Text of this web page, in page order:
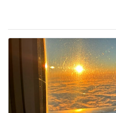
記事
8月2日放送のTBS
き続き出演します♪
植草美幸オフィシャ